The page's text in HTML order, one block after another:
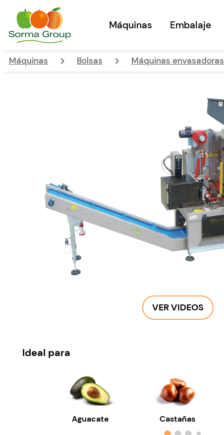
Máquinas Embalaje
Máquinas keyboard_arrow_right Bolsas keyboard_arrow_right Máquinas envasadoras
VER VIDEOS
Ideal para
Aguacate Castañas